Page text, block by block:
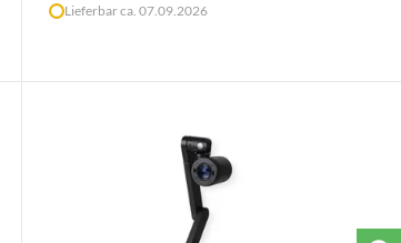
Lieferbar ca. 07.09.2026